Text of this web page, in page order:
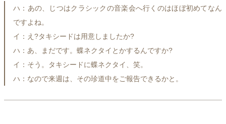
ハ：あの、じつはクラシックの音楽会へ行くのはほぼ初めてなん
ですよね。
イ：え?タキシードは用意しましたか?
ハ：あ、まだです。蝶ネクタイとかするんですか?
イ：そう。タキシードに蝶ネクタイ、笑。
ハ：なので来週は、その珍道中をご報告できるかと。